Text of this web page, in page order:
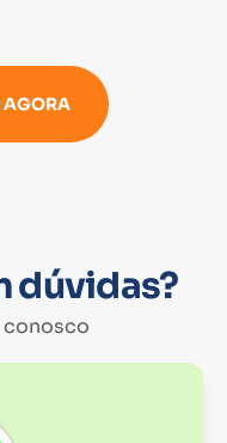
AGORA
dúvidas?